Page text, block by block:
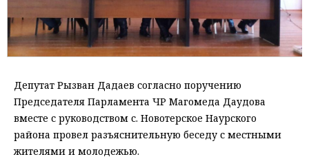
Депутат Рызван Дадаев согласно поручению
Председателя Парламента ЧР Магомеда Даудова
вместе с руководством с. Новотерское Наурского
района провел разъяснительную беседу с местными
жителями и молодежью.